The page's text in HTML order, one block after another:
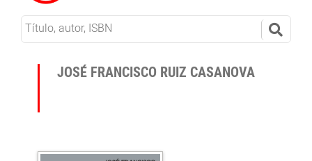
JOSÉ FRANCISCO RUIZ CASANOVA